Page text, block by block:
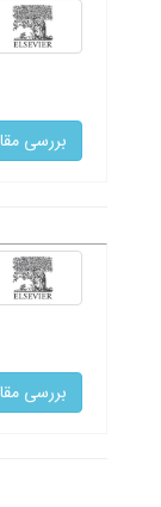
بررسی مقاله
بررسی مقاله